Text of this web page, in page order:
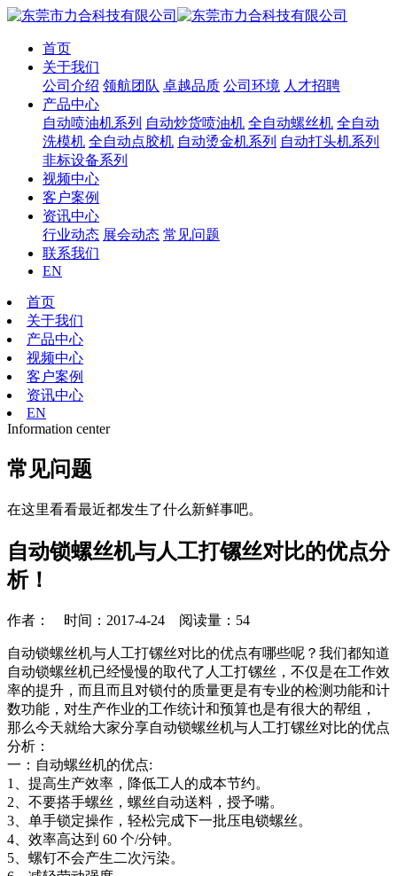
首页
关于我们
公司介绍 领航团队 卓越品质 公司环境 人才招聘
产品中心
自动喷油机系列 自动炒货喷油机 全自动螺丝机 全自动
洗模机 全自动点胶机 自动烫金机系列 自动打头机系列
非标设备系列
视频中心
客户案例
资讯中心
行业动态 展会动态 常见问题
联系我们
EN
首页
关于我们
产品中心
视频中心
客户案例
资讯中心
EN
Information center
常见问题
在这里看看最近都发生了什么新鲜事吧。
自动锁螺丝机与人工打镙丝对比的优点分
析！
作者： 时间：2017-4-24 阅读量： 54
自动锁螺丝机与人工打镙丝对比的优点有哪些呢？我们都知道
自动锁螺丝机已经慢慢的取代了人工打镙丝，不仅是在工作效
率的提升，而且而且对锁付的质量更是有专业的检测功能和计
数功能，对生产作业的工作统计和预算也是有很大的帮组，
那么今天就给大家分享自动锁螺丝机与人工打镙丝对比的优点
分析：
一：自动螺丝机的优点:
1、提高生产效率，降低工人的成本节约。
2、不要搭手螺丝，螺丝自动送料，授予嘴。
3、单手锁定操作，轻松完成下一批压电锁螺丝。
4、效率高达到 60 个/分钟。
5、螺钉不会产生二次污染。